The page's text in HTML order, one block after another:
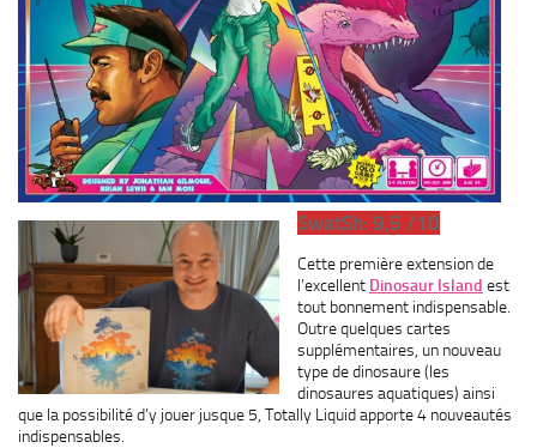
SwatSh: 9,5 /10
Cette première extension de
l’excellent Dinosaur Island est
tout bonnement indispensable.
Outre quelques cartes
supplémentaires, un nouveau
type de dinosaure (les
dinosaures aquatiques) ainsi
que la possibilité d’y jouer jusque 5, Totally Liquid apporte 4 nouveautés
indispensables.